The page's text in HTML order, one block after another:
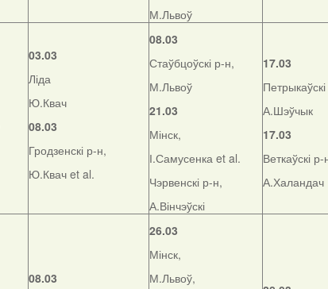
М.Львоў
03.03
Ліда
Ю.Квач
08.03
Гродзенскі р-н,
Ю.Квач et al.
08.03
Стаўбцоўскі р-н,
М.Львоў
21.03
Мінск,
І.Самусенка et al.
Чэрвенскі р-н,
А.Вінчэўскі
17.03
А.Шэўчык
17.03
Веткаўскі р-
А.Халандач
08.03
26.03
Мінск,
М.Львоў,